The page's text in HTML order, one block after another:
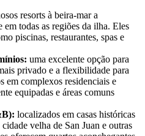
resorts à beira-mar a
em todas as regiões da ilha. Eles
piscinas, restaurantes, spas e
uma excelente opção para
privado e a flexibilidade para
em complexos residenciais e
equipadas e áreas comuns
localizados em casas históricas
velha de San Juan e outras